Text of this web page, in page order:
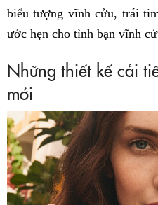
biểu tượng vĩnh cửu, trái
ước hẹn cho tình bạn vĩnh
Những thiết kế cải
mới